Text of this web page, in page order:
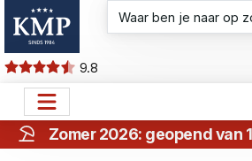
9.8
Zomer 2026: geopend van